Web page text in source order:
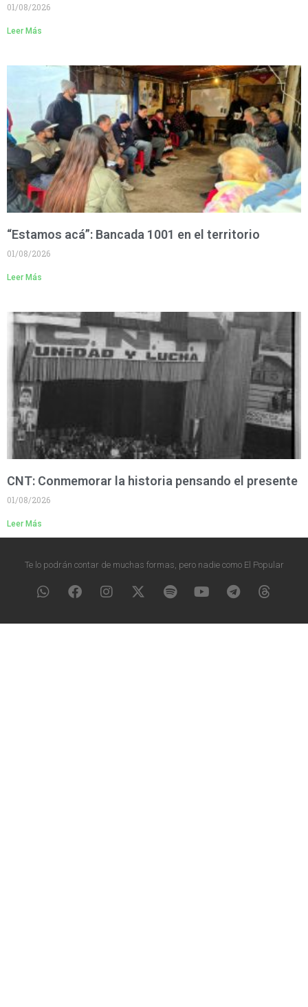
01/08/2026
Leer Más
“Estamos acá”: Bancada 1001 en el territorio
01/08/2026
Leer Más
CNT: Conmemorar la historia pensando el presente
01/08/2026
Leer Más
Te lo podrán contar de muchas formas, pero nadie como El Popular